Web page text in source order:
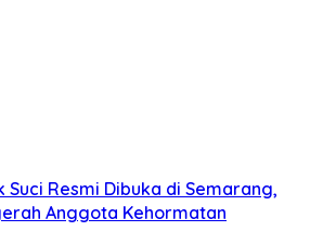
Suci Resmi Dibuka di Semarang,
Anggota Kehormatan